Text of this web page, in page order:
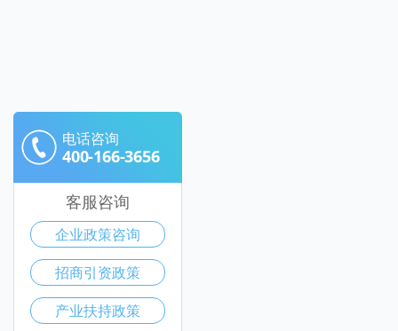
电话咨询
400-166-3656
客服咨询
企业政策咨询
招商引资政策
产业扶持政策